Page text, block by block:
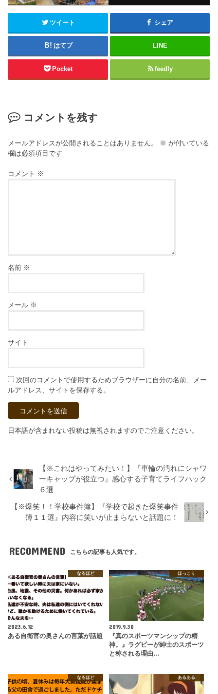
ツイート シェア
はてブ LINE
Pocket feedly
コメントを残す
メールアドレスが公開されることはありません。 ※ が付いている
欄は必須項目です
コメント ※
名前 ※
メール ※
サイト
次回のコメントで使用するためブラウザーに自分の名前、メー
ルアドレス、サイトを保存する。
日本語が含まれない投稿は無視されますのでご注意ください。
【※これはやってみたい！】『車輪の汚れにシャワ
ーキャップが役立つ』感心する子育てライフハック
６選
【※爆笑！！学校事件簿】『学校で起きた爆笑事件
簿１１選』内容に笑いが止まらないと話題に！
RECOMMEND こちらの記事も人気です。
なるほど
2023.6.12
ある自衛官の奥さんの言葉が話題
ほっこり
2019.9.30
『真のスポーツマンシップの精
神。』ラグビーが紳士のスポーツ
と称される理由…
なるほど あるある